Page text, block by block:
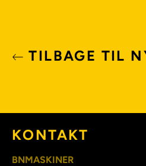
TILBAGE TIL
KONTAKT
BNMASKINER